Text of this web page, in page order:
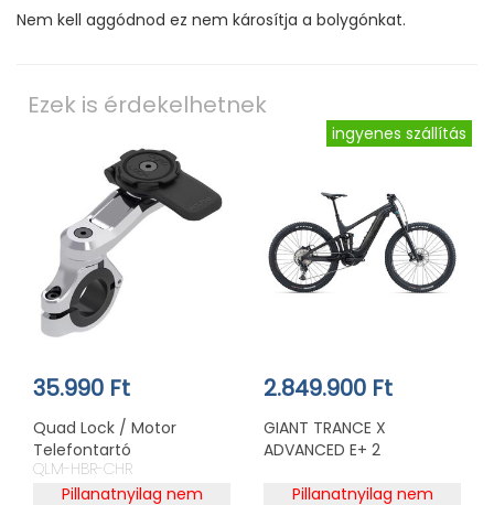
Nem kell aggódnod ez nem károsítja a bolygónkat.
Ezek is érdekelhetnek
35.990 Ft
Quad Lock / Motor
Telefontartó
Kormányrúdra PRO Króm
QLM-HBR-CHR
Pillanatnyilag nem
ingyenes szállítás
2.849.900 Ft
GIANT TRANCE X
ADVANCED E+ 2
Pillanatnyilag nem